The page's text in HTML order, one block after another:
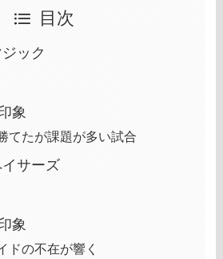
目次
ック
象
てたが課題が多い試合
サーズ
象
ドの不在が響く